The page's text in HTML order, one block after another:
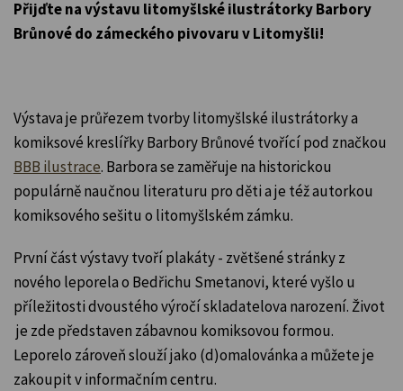
Přijďte na výstavu litomyšlské ilustrátorky Barbory
Brůnové do zámeckého pivovaru v Litomyšli!
Výstava je průřezem tvorby litomyšlské ilustrátorky a
komiksové kreslířky Barbory Brůnové tvořící pod značkou
BBB ilustrace. Barbora se zaměřuje na historickou
populárně naučnou literaturu pro děti a je též autorkou
komiksového sešitu o litomyšlském zámku.
První část výstavy tvoří plakáty - zvětšené stránky z
nového leporela o Bedřichu Smetanovi, které vyšlo u
příležitosti dvoustého výročí skladatelova narození. Život
je zde představen zábavnou komiksovou formou.
Leporelo zároveň slouží jako (d)omalovánka a můžete je
zakoupit v informačním centru.